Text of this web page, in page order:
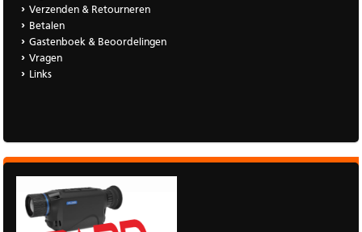
Verzenden & Retourneren
Betalen
Gastenboek & Beoordelingen
Vragen
Links